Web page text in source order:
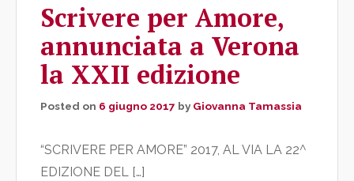
Scrivere per Amore,
annunciata a Verona
la XXII edizione
Posted on 6 giugno 2017 by Giovanna Tamassia
“SCRIVERE PER AMORE” 2017, AL VIA LA 22^
EDIZIONE DEL […]